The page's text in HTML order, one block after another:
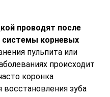
проводят после
системы корневых
пульпита или
происходит
коронка
зуба